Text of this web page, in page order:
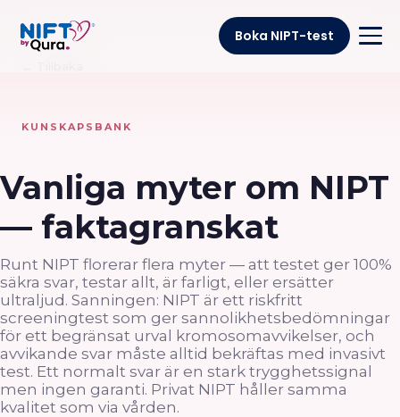
KUNSKAPSBANK
Vanliga myter om NIPT
— faktagranskat
Runt NIPT florerar flera myter — att testet ger 100%
säkra svar, testar allt, är farligt, eller ersätter
ultraljud. Sanningen: NIPT är ett riskfritt
screeningtest som ger sannolikhetsbedömningar
för ett begränsat urval kromosomavvikelser, och
avvikande svar måste alltid bekräftas med invasivt
test. Ett normalt svar är en stark trygghetssignal
men ingen garanti. Privat NIPT håller samma
kvalitet som via vården.
Boka NIPT-test